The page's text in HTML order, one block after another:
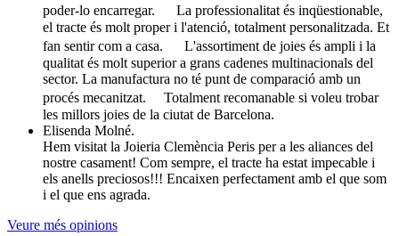
poder-lo encarregar. La professionalitat és inqüestionable,
el tracte és molt proper i l'atenció, totalment personalitzada. Et
fan sentir com a casa. L'assortiment de joies és ampli i la
qualitat és molt superior a grans cadenes multinacionals del
sector. La manufactura no té punt de comparació amb un
procés mecanitzat. Totalment recomanable si voleu trobar
les millors joies de la ciutat de Barcelona.
Elisenda Molné.
Hem visitat la Joieria Clemència Peris per a les aliances del
nostre casament! Com sempre, el tracte ha estat impecable i
els anells preciosos!!! Encaixen perfectament amb el que som
i el que ens agrada.
Veure més opinions